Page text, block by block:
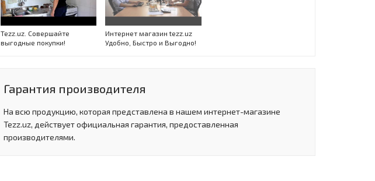
Tezz.uz. Совершайте
выгодные покупки!
Интернет магазин tezz.uz
Удобно, Быстро и Выгодно!
Гарантия производителя
На всю продукцию, которая представлена в нашем интернет-магазине
Tezz.uz, действует официальная гарантия, предоставленная
производителями.